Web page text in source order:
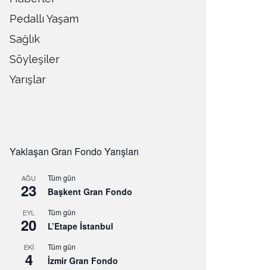
Pedallı Yaşam
Sağlık
Söyleşiler
Yarışlar
Yaklaşan Gran Fondo Yarışları
AĞU
23
Tüm gün
Başkent Gran Fondo
EYL
20
Tüm gün
L’Etape İstanbul
EKI
4
Tüm gün
İzmir Gran Fondo